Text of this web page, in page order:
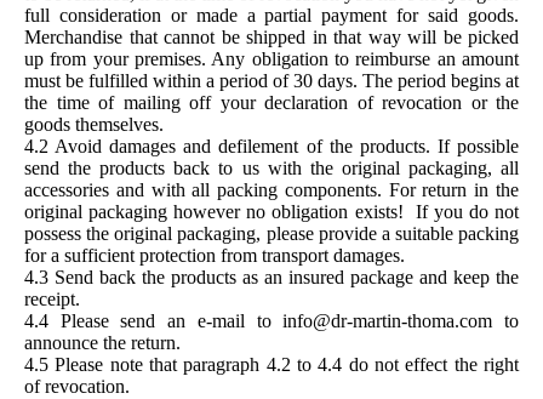
full consideration or made a partial payment for said goods.
Merchandise that cannot be shipped in that way will be picked
up from your premises. Any obligation to reimburse an amount
must be fulfilled within a period of 30 days. The period begins at
the time of mailing off your declaration of revocation or the
goods themselves.
4.2 Avoid damages and defilement of the products. If possible
send the products back to us with the original packaging, all
accessories and with all packing components. For return in the
original packaging however no obligation exists! If you do not
possess the original packaging, please provide a suitable packing
for a sufficient protection from transport damages.
4.3 Send back the products as an insured package and keep the
receipt.
4.4 Please send an e-mail to info@dr-martin-thoma.com to
announce the return.
4.5 Please note that paragraph 4.2 to 4.4 do not effect the right
of revocation.